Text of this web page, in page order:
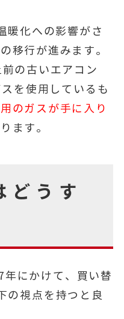
暖化への影響がさ
移行が進みます。
の古いエアコン
を使用しているも
のガスが手に入り
ます。
うす
にかけて、買い替
の視点を持つと良